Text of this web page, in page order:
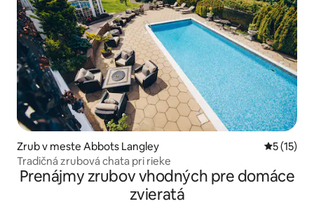
Zrub v meste Abbots Langley
5 (15)
Tradičná zrubová chata pri rieke
Prenájmy zrubov vhodných pre domáce
zvieratá